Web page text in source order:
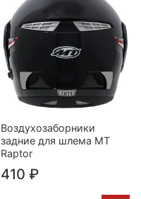
Воздухозаборники
задние для шлема MT
Raptor
410 ₽